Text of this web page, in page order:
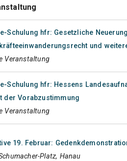
Schulung hfr: Gesetzliche
und
Veranstaltung
Schulung hfr: Hessens
der Vorabzustimmung
Veranstaltung
19. Februar:
Platz, Hanau